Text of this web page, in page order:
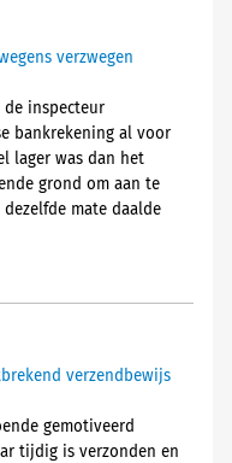
verzwegen
de inspecteur
bankrekening al voor
lager was dan het
grond om aan te
mate daalde
verzendbewijs
gemotiveerd
tijdig is verzonden en